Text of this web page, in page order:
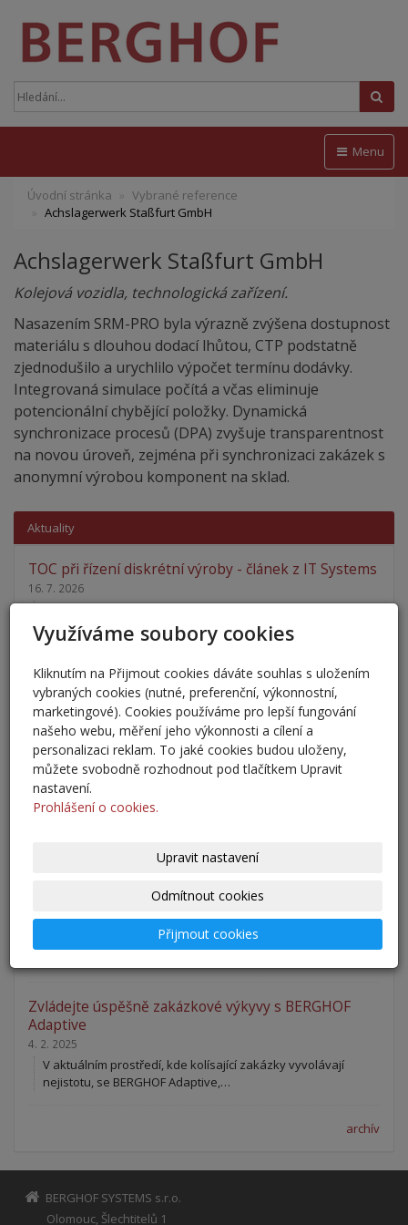
Menu
Úvodní stránka
Vybrané reference
Achslagerwerk Staßfurt GmbH
Achslagerwerk Staßfurt GmbH
Kolejová vozidla, technologická zařízení.
Nasazením SRM-PRO byla výrazně zvýšena dostupnost
materiálu s dlouhou dodací lhůtou, CTP podstatně
zjednodušilo a urychlilo výpočet termínu dodávky.
Integrovaná simulace počítá a včas eliminuje
potencionální chybějící položky. Dynamická
synchronizace procesů (DPA) zvyšuje transparentnost
na novou úroveň, zejména při synchronizaci zakázek s
anonymní výrobou komponent na sklad.
Aktuality
TOC při řízení diskrétní výroby - článek z IT Systems
16. 7. 2026
Teorie omezení (Theory of Constraints, TOC) patří k
nejcitovanějším koncepcím průmyslového…
Golfová paralela
13. 7. 2026
Na golfovém hřišti si člověk uvědomí jednu zajímavou
věc.Nestačí přemýšlet jen nad další ranou.…
Integrace Business Central
27. 5. 2026
23. 6. 2025
Společnost 2N TELEKOMUNIKACE a.s. je od roku 2015 velmi
Zvládejte úspěšně zakázkové výkyvy s BERGHOF
Adaptive
4. 2. 2025
V aktuálním prostředí, kde kolísající zakázky vyvolávají
nejistotu, se BERGHOF Adaptive,…
archív
BERGHOF SYSTEMS s.r.o.
Olomouc, Šlechtitelů 1
Využíváme soubory cookies
Kliknutím na Přijmout cookies dáváte souhlas s uložením
vybraných cookies (nutné, preferenční, výkonnostní,
marketingové). Cookies používáme pro lepší fungování
našeho webu, měření jeho výkonnosti a cílení a
personalizaci reklam. To jaké cookies budou uloženy,
můžete svobodně rozhodnout pod tlačítkem Upravit
nastavení.
Prohlášení o cookies.
Upravit nastavení
Odmítnout cookies
Přijmout cookies